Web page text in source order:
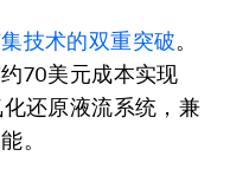
技术的双重突破。
70美元成本实现
还原液流系统，兼
。